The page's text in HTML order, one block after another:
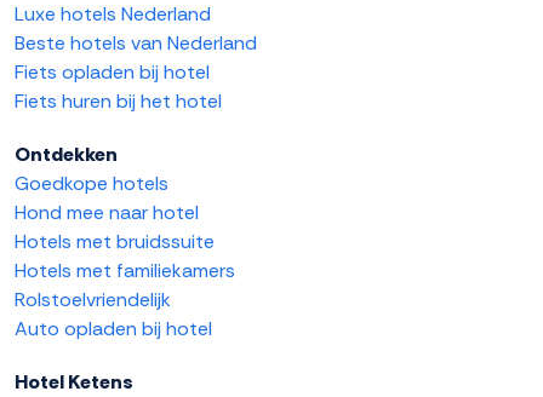
Luxe hotels Nederland
Beste hotels van Nederland
Fiets opladen bij hotel
Fiets huren bij het hotel
Ontdekken
Goedkope hotels
Hond mee naar hotel
Hotels met bruidssuite
Hotels met familiekamers
Rolstoelvriendelijk
Auto opladen bij hotel
Hotel Ketens